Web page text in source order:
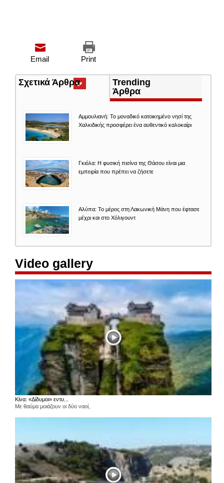
Print
Email
Σχετικά Άρθρα(ενεργή
καρτέλα)
Trending
Άρθρα
Αμμουλιανή: Το μοναδικό κατοικημένο νησί της
Χαλκιδικής προσφέρει ένα αυθεντικό καλοκαίρι
Γκιόλα: Η φυσική πισίνα της Θάσου είναι μια
εμπειρία που πρέπει να ζήσετε
Αλύπα: Το μέρος στη Λακωνική Μάνη που έφτασε
μέχρι και στο Χόλιγουντ
Video gallery
Κίνα: «Δίδυμοι» εντυ...
Με θαύμα μοιάζουν οι δύο ναοί,